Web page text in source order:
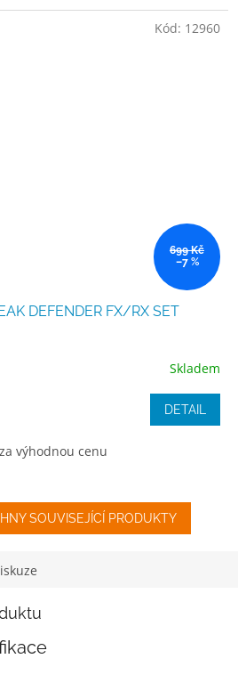
699 Kč
–7 %
DEFENDER FX/RX SET
Skladem
DETAIL
výhodnou cenu
Kód: 12960
SOUVISEJÍCÍ PRODUKTY